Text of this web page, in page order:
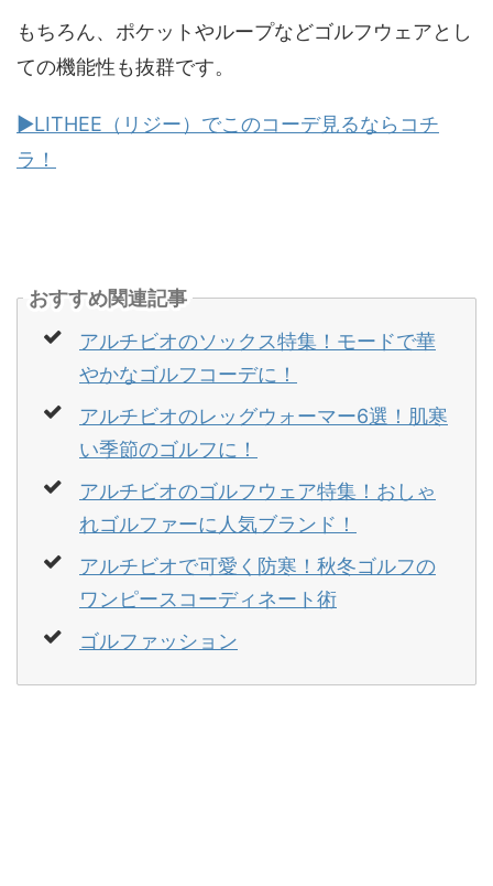
もちろん、ポケットやループなどゴルフウェアとし
ての機能性も抜群です。
▶LITHEE（リジー）でこのコーデ見るならコチ
ラ！
おすすめ関連記事
アルチビオのソックス特集！モードで華
やかなゴルフコーデに！
アルチビオのレッグウォーマー6選！肌寒
い季節のゴルフに！
アルチビオのゴルフウェア特集！おしゃ
れゴルファーに人気ブランド！
アルチビオで可愛く防寒！秋冬ゴルフの
ワンピースコーディネート術
ゴルファッション